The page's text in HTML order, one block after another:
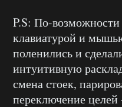
P.S: По-возможности
клавиатурой и
поленились и
интуитивную
смена стоек,
переключение